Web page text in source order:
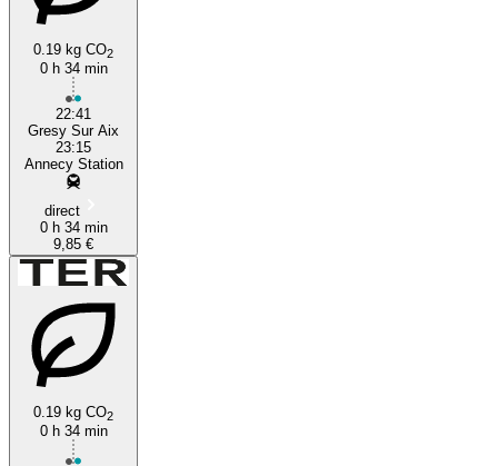
0.19 kg CO2
0 h 34 min
22:41
Gresy Sur Aix
23:15
Annecy Station
direct
0 h 34 min
9,85 €
0.19 kg CO2
0 h 34 min